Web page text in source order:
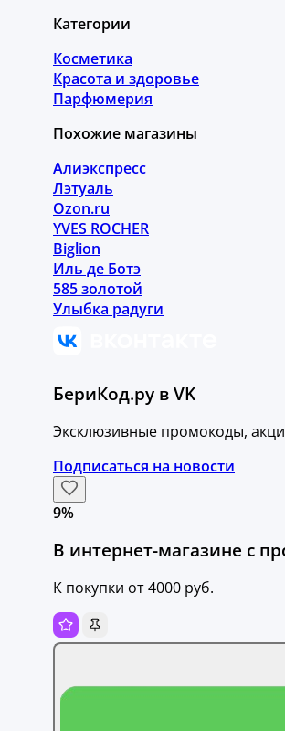
Категории
Косметика
Красота и здоровье
Парфюмерия
Похожие магазины
Алиэкспресс
Лэтуаль
Ozon.ru
YVES ROCHER
Biglion
Иль де Ботэ
585 золотой
Улыбка радуги
БериКод.ру в VK
Эксклюзивные промокоды,
Подписаться на новости
9%
В интернет-магазине с
К покупки от 4000 руб.